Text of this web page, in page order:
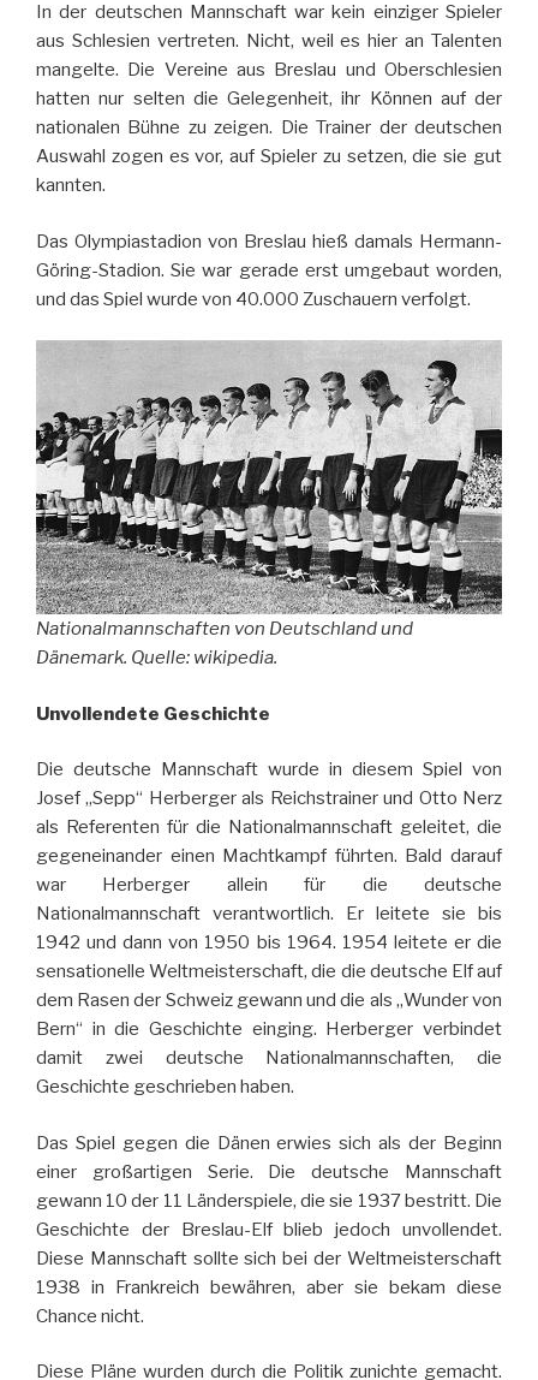
In der deutschen Mannschaft war kein einziger Spieler
aus Schlesien vertreten. Nicht, weil es hier an Talenten
mangelte. Die Vereine aus Breslau und Oberschlesien
hatten nur selten die Gelegenheit, ihr Können auf der
nationalen Bühne zu zeigen. Die Trainer der deutschen
Auswahl zogen es vor, auf Spieler zu setzen, die sie gut
kannten.
Das Olympiastadion von Breslau hieß damals Hermann-
Göring-Stadion. Sie war gerade erst umgebaut worden,
und das Spiel wurde von 40.000 Zuschauern verfolgt.
Nationalmannschaften von Deutschland und
Dänemark. Quelle: wikipedia.
Unvollendete Geschichte
Die deutsche Mannschaft wurde in diesem Spiel von
Josef „Sepp“ Herberger als Reichstrainer und Otto Nerz
als Referenten für die Nationalmannschaft geleitet, die
gegeneinander einen Machtkampf führten. Bald darauf
war Herberger allein für die deutsche
Nationalmannschaft verantwortlich. Er leitete sie bis
1942 und dann von 1950 bis 1964. 1954 leitete er die
sensationelle Weltmeisterschaft, die die deutsche Elf auf
dem Rasen der Schweiz gewann und die als „Wunder von
Bern“ in die Geschichte einging. Herberger verbindet
damit zwei deutsche Nationalmannschaften, die
Geschichte geschrieben haben.
Das Spiel gegen die Dänen erwies sich als der Beginn
einer großartigen Serie. Die deutsche Mannschaft
gewann 10 der 11 Länderspiele, die sie 1937 bestritt. Die
Geschichte der Breslau-Elf blieb jedoch unvollendet.
Diese Mannschaft sollte sich bei der Weltmeisterschaft
1938 in Frankreich bewähren, aber sie bekam diese
Chance nicht.
Diese Pläne wurden durch die Politik zunichte gemacht.